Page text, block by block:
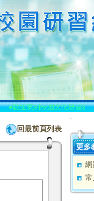
●歡迎來到校園文化研習
回最前頁列表
:::
更多
網
常